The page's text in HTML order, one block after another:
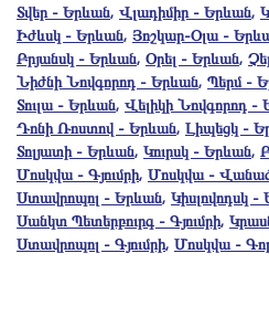
Տվեր - Երևան, Վլադիմիր - Երևան,
Իժևսկ - Երևան, Յոշկար-Օլա -
Բրյանսկ - Երևան, Օրել - Երևան,
Նիժնի Նովգորոդ - Երևան, Պերմ -
Տուլա - Երևան, Վելիկի Նովգորոդ -
Դոնի Ռոստով - Երևան, Լիպեցկ -
Տոլյատի - Երևան, Կուրսկ - Երևան,
Մոսկվա - Գյումրի, Մոսկվա -
Ստավրոպոլ - Երևան, Կիսլովոդսկ -
Սանկտ Պետերբուրգ - Գյումրի,
Ստավրոպոլ - Գյումրի, Մոսկվա -